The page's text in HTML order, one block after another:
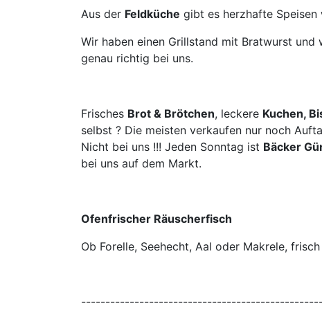
Aus der Feldküche gibt es herzhafte Speisen
Wir haben einen Grillstand mit Bratwurst
genau richtig bei uns.
Frisches Brot & Brötchen, leckere Kuchen,
selbst ? Die meisten verkaufen nur noch
Nicht bei uns !!! Jeden Sonntag ist Bäcker
bei uns auf dem Markt.
Ofenfrischer Räuscherfisch
Ob Forelle, Seehecht, Aal oder Makrele,